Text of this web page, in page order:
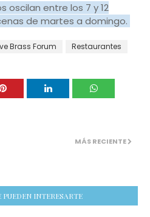
oscilan entre los 7 y 12
de martes a domingo.
Brass Forum
Restaurantes
MÁS RECIENTE
PUEDEN INTERESARTE